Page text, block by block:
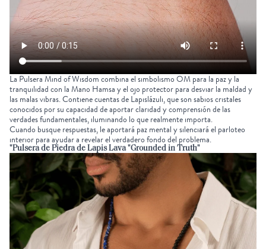
La Pulsera Mind of Wisdomcombina el simbolismo OM para la paz y la
tranquilidad con laMano Hamsay el ojo protector para desviar la maldad y
las malas vibras. Contiene cuentas de Lapislázuli, que sonsabios cristales
conocidos por su capacidad de aportar claridad y comprensión de las
verdades fundamentales, iluminando lo que realmente importa.
Cuando busque respuestas, le aportará paz mental y silenciará el parloteo
interior para ayudar a revelar el verdadero fondo del problema.
"Pulsera de Piedra de Lapis Lava "Grounded in Truth"